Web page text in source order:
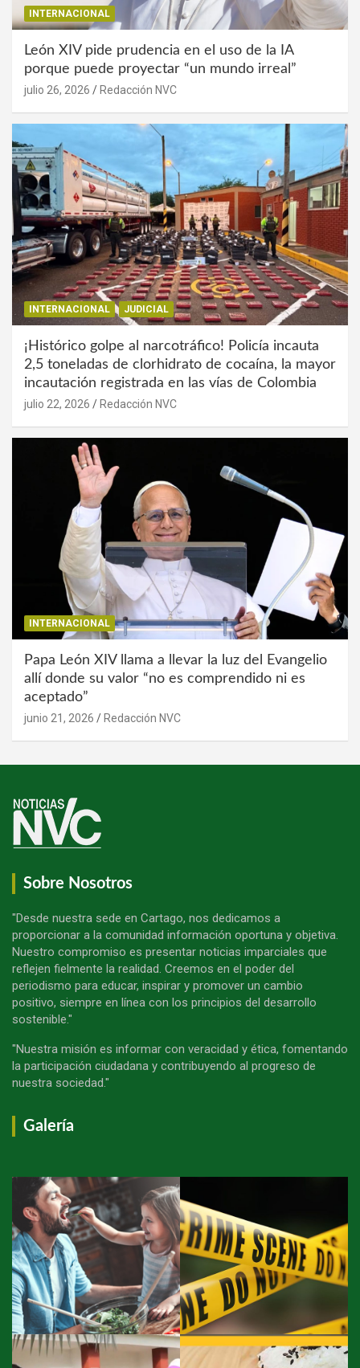
INTERNACIONAL
León XIV pide prudencia en el uso de la IA
porque puede proyectar “un mundo irreal”
julio 26, 2026 Redacción NVC
INTERNACIONAL JUDICIAL
¡Histórico golpe al narcotráfico! Policía incauta
2,5 toneladas de clorhidrato de cocaína, la mayor
incautación registrada en las vías de Colombia
julio 22, 2026 Redacción NVC
INTERNACIONAL
Papa León XIV llama a llevar la luz del Evangelio
allí donde su valor “no es comprendido ni es
aceptado”
junio 21, 2026 Redacción NVC
Sobre Nosotros
"Desde nuestra sede en Cartago, nos dedicamos a
proporcionar a la comunidad información oportuna y objetiva.
Nuestro compromiso es presentar noticias imparciales que
reflejen fielmente la realidad. Creemos en el poder del
periodismo para educar, inspirar y promover un cambio
positivo, siempre en línea con los principios del desarrollo
sostenible."
"Nuestra misión es informar con veracidad y ética, fomentando
la participación ciudadana y contribuyendo al progreso de
nuestra sociedad."
Galería